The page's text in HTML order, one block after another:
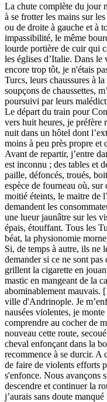
La chute complète du jour
à se frotter les mains sur
ou de droite à gauche et à
impassibilité, le même
lourde portière de cuir qui
les églises d’Italie. Dans le
encore trop tôt, je n'étais
Turcs, leurs chaussures à
soupçons de chaussettes,
poursuivi par leurs
Le départ du train pour
vers huit heures, je préfère
nuit dans un hôtel dont
moins à peu près propre et
Avant de repartir, j’entre
est inconnu ; des tables et
paille, défoncés, troués,
espèce de fourneau où, sur
moitié éteints, le maitre de
demandent les
une lueur jaunâtre sur les
épais, étouffant. Tous les
béat, la physionomie
Si, de temps à autre, ils ne
demander si ce ne sont pas
grillent la cigarette en
mastic en mangeant de la
abominablement mauvais.
ville d'Andrinople. Je
nausées violentes, je
comprendre au cocher de
nouveau cette route,
cheval enfonçant dans la
recommence à se durcir. A
de faire de violents efforts
s'enfonce. Nous avançons
descendre et continuer la
j’aurais sans doute